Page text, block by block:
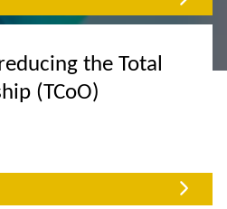
the Total
(TCoO)